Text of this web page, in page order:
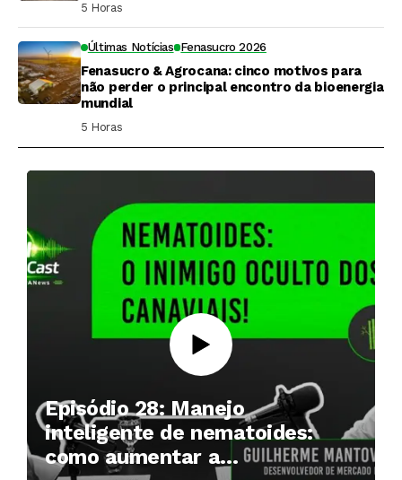
5 Horas ⁮
Últimas Notícias Fenasucro 2026
Fenasucro & Agrocana: cinco motivos para
não perder o principal encontro da bioenergia
mundial
5 Horas ⁮
Episódio 28: Manejo
inteligente de nematoides:
como aumentar a